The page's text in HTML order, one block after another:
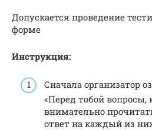
Допускается проведение
форме
Инструкция:
Сначала организатор
«Перед тобой
внимательно
ответ на каждый из